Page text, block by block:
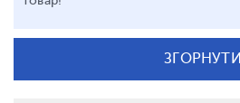
ЗГОРНУТИ